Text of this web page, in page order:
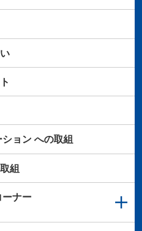
ョンへの取組
組
ナー